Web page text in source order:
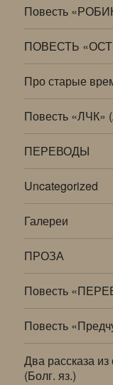
Повесть
ПОВЕСТЬ
Про старые
Повесть «ЛЧК»
ПЕРЕВОДЫ
Uncategorized
Галереи
ПРОЗА
Повесть
Повесть
Два рассказа
(Болг. яз.)